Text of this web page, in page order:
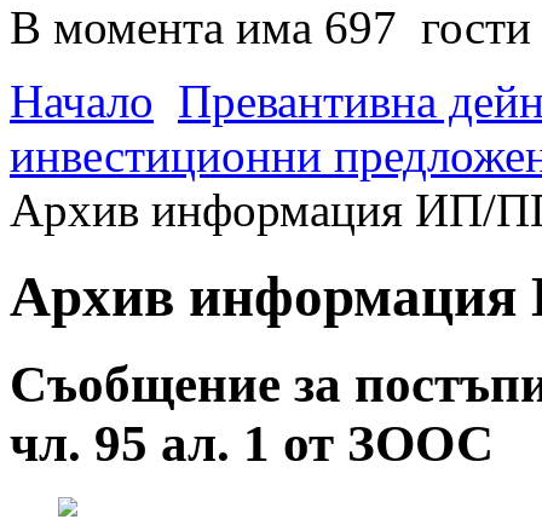
В момента има 697 гости
Начало Превантивна
инвестиционни
Архив информация ИП/
Архив
Съобщение за
чл. 95 ал. 1 от ЗООС